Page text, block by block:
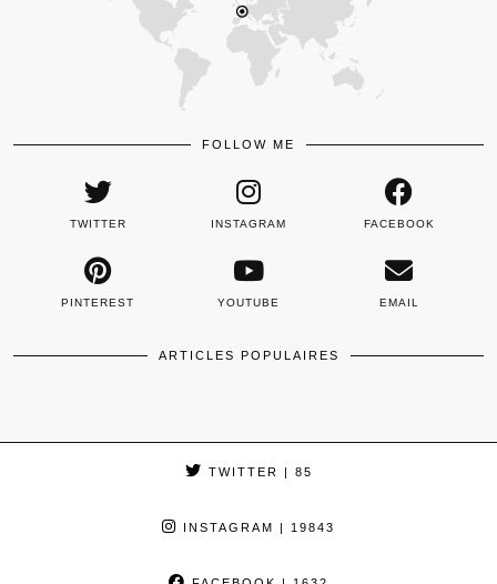
FOLLOW ME
TWITTER INSTAGRAM FACEBOOK
PINTEREST YOUTUBE EMAIL
ARTICLES POPULAIRES
TWITTER | 85
INSTAGRAM | 19843